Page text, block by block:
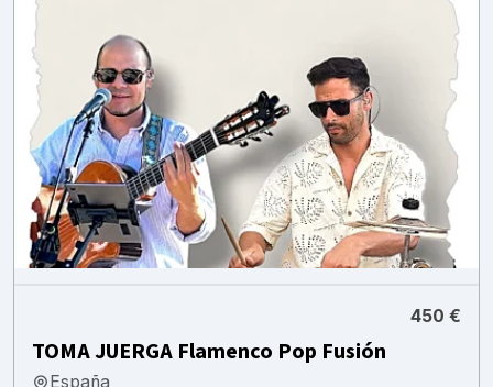
450 €
TOMA JUERGA Flamenco Pop Fusión
España